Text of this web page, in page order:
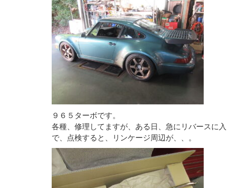
９６５ターボです。
各種、修理してますが、ある日、急にリバースに
で、点検すると、リンケージ周辺が、、。